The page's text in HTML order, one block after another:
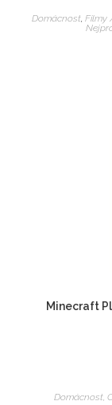
Domácnost, Filmy
Minecraft
Domácnost,